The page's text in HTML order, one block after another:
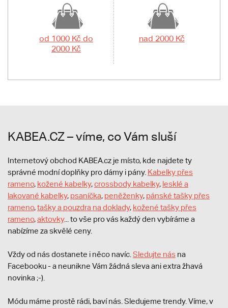
od 1000 Kč do
2000 Kč
nad 2000 Kč
KABEA.CZ – víme, co Vám sluší
Internetový obchod KABEA.cz je místo, kde najdete ty
správné modní doplňky pro dámy i pány. Kabelky přes
rameno, kožené kabelky,crossbody kabelky, lesklé a
lakované kabelky, psaníčka, peněženky, pánské tašky přes
rameno,tašky a pouzdra na doklady, kožené tašky přes
rameno,aktovky... to vše pro vás každý den vybíráme a
nabízíme za skvělé ceny.
Vždy od nás dostanete i něco navíc. Sledujte nás na
Facebooku - a neunikne Vám žádná sleva ani extra žhavá
novinka ;-).
Módu máme prostě rádi, baví nás. Sledujeme trendy. Víme, v